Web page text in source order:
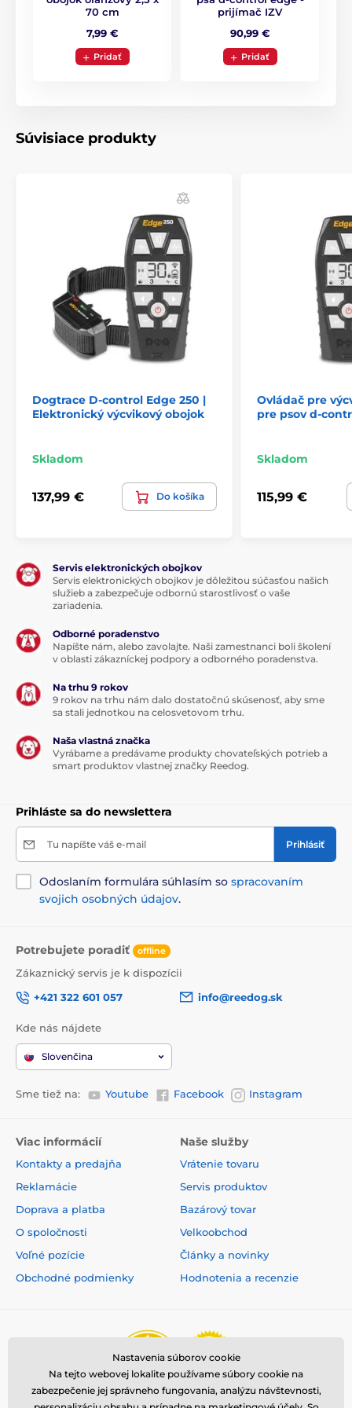
601 až 1000 metrov Elektrické
Vibračné Vodotesné
Pre stredné psy Pre veľké psy
70 cm
7,99 €
Pridať
prijímač IZV
90,99 €
Pridať
Súvisiace produkty
Dogtrace D-control Edge 250 |
Elektronický výcvikový obojok
Skladom
137,99 € Do košíka
Ovládač pre
pre psov d-
Skladom
115,99 €
Servis elektronických obojkov
Servis elektronických obojkov je dôležitou súčasťou našich
služieb a zabezpečuje odbornú starostlivosť o vaše
zariadenia.
Odborné poradenstvo
Napíšte nám, alebo zavolajte. Naši zamestnanci boli školení
v oblasti zákazníckej podpory a odborného poradenstva.
Na trhu 9 rokov
9 rokov na trhu nám dalo dostatočnú skúsenosť, aby sme
sa stali jednotkou na celosvetovom trhu.
Naša vlastná značka
Vyrábame a predávame produkty chovateľských potrieb a
smart produktov vlastnej značky Reedog.
Prihláste sa do newslettera
Tu napíšte váš e-mail Prihlásiť
Odoslaním formulára súhlasím so spracovaním
svojich osobných údajov.
Potrebujete poradiť offline
Zákaznický servis je k dispozícii
+421 322 601 057
info@reedog.sk
Kde nás nájdete
Slovenčina
Sme tiež na: Youtube Facebook Instagram
Viac informácií
Kontakty a predajňa
Reklamácie
Doprava a platba
O spoločnosti
Voľné pozície
Obchodné podmienky
Naše služby
Vrátenie tovaru
Servis produktov
Bazárový tovar
Velkoobchod
Články a novinky
Hodnotenia a recenzie
Nastavenia súborov cookie
Na tejto webovej lokalite používame súbory cookie na
zabezpečenie jej správneho fungovania, analýzu návštevnosti,